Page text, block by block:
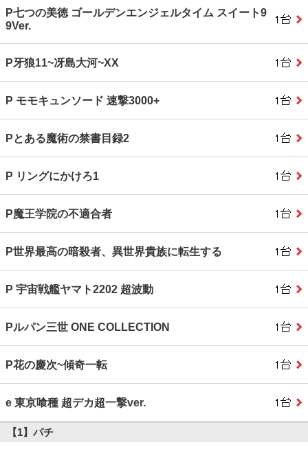
P七つの美徳 ゴールデンエンジェルタイム スイート9
9Ver.
P牙狼11~冴島大河~XX
P モモキュンソード 速撃3000+
Pとある魔術の禁書目録2
P リングにかけろ1
P魔王学院の不適合者
P世界最高の暗殺者、異世界貴族に転生する
P 宇宙戦艦ヤマト2202 超波動
Pルパン三世 ONE COLLECTION
P花の慶次~傾奇一転
e 東京喰種 超デカ超一撃ver.
【1】パチ